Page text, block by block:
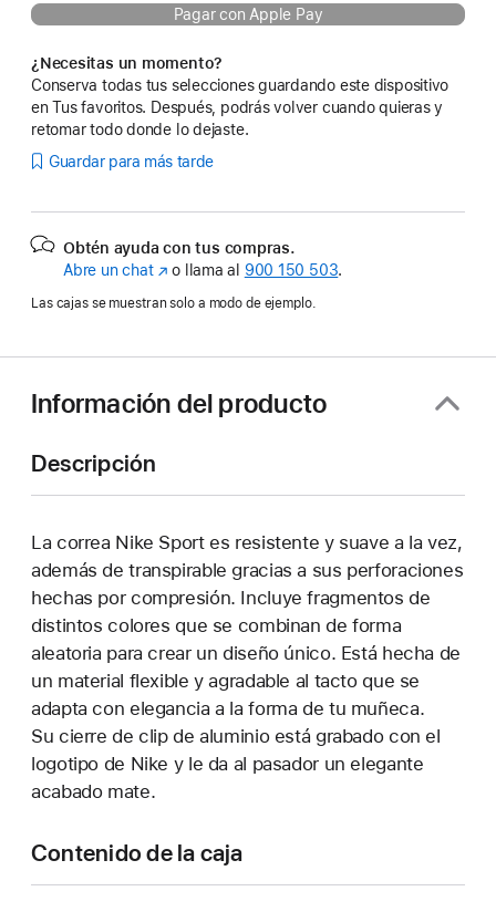
Pagar con Apple Pay
¿Necesitas un momento?
Conserva todas tus selecciones guardando este dispositivo
en Tus favoritos. Después, podrás volver cuando quieras y
retomar todo donde lo dejaste.
Guardar para más tarde
Obtén ayuda con tus compras.
Abre un chat(Se
abre
ventana
o llama al 900 150 503.
Las cajas se muestran solo a modo de ejemplo.
Información del producto
Descripción
La correa Nike Sport es resistente y suave a la vez,
además de transpirable gracias a sus perforaciones
hechas por compresión. Incluye fragmentos de
distintos colores que se combinan de forma
aleatoria para crear un diseño único. Está hecha de
un material flexible y agradable al tacto que se
adapta con elegancia a la forma de tu muñeca.
Su cierre de clip de aluminio está grabado con el
logotipo de Nike y le da al pasador un elegante
acabado mate.
Contenido de la caja